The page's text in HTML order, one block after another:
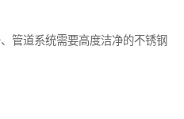
管道系统需要高度洁净的不锈钢